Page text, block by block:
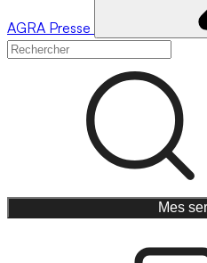
AGRA Presse
Mes